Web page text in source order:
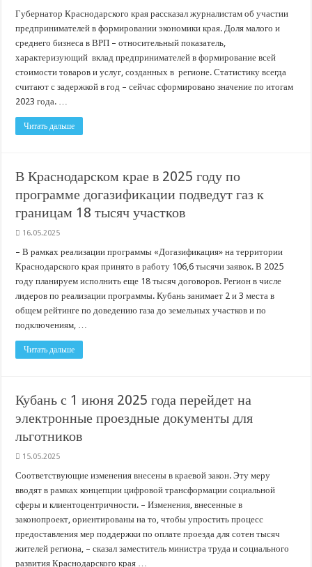
Губернатор Краснодарского края рассказал журналистам об участии
предпринимателей в формировании экономики края. Доля малого и
среднего бизнеса в ВРП – относительный показатель,
характеризующий вклад предпринимателей в формирование всей
стоимости товаров и услуг, созданных в регионе. Статистику всегда
считают с задержкой в год – сейчас сформировано значение по итогам
2023 года. …
Читать дальше
В Краснодарском крае в 2025 году по
программе догазификации подведут газ к
границам 18 тысяч участков
16.05.2025
– В рамках реализации программы «Догазификация» на территории
Краснодарского края принято в работу 106,6 тысячи заявок. В 2025
году планируем исполнить еще 18 тысяч договоров. Регион в числе
лидеров по реализации программы. Кубань занимает 2 и 3 места в
общем рейтинге по доведению газа до земельных участков и по
подключениям, …
Читать дальше
Кубань с 1 июня 2025 года перейдет на
электронные проездные документы для
льготников
15.05.2025
Соответствующие изменения внесены в краевой закон. Эту меру
вводят в рамках концепции цифровой трансформации социальной
сферы и клиентоцентричности. – Изменения, внесенные в
законопроект, ориентированы на то, чтобы упростить процесс
предоставления мер поддержки по оплате проезда для сотен тысяч
жителей региона, – сказал заместитель министра труда и социального
развития Краснодарского края …